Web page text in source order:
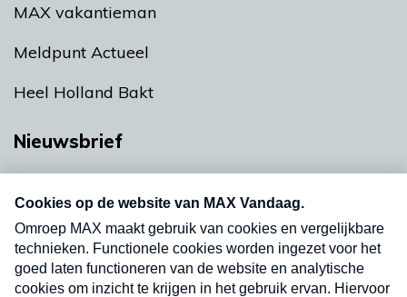
MAX vakantieman
Meldpunt Actueel
Heel Holland Bakt
Nieuwsbrief
nieuwsbrief. Elke vrijdag- en dinsdagochtend in
uw mailbox.
Verzend